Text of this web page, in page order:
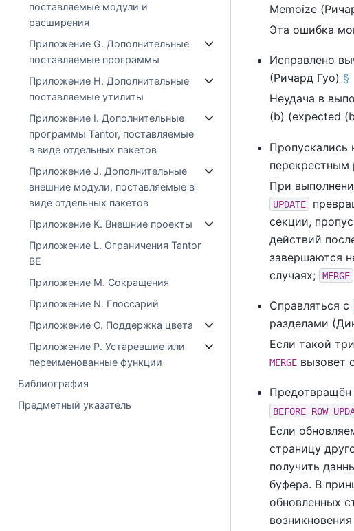
поставляемые модули и
расширения
Приложение G. Дополнительные
поставляемые программы
Приложение H. Дополнительные
поставляемые утилиты
Приложение I. Дополнительные
программы Tantor, поставляемые
в виде отдельных пакетов
Приложение J. Дополнительные
внешние модули, поставляемые в
виде отдельных пакетов
Приложение K. Внешние проекты
Приложение L. Ограничения Tantor
BE
Приложение M. Сокращения
Приложение N. Глоссарий
Приложение O. Поддержка цвета
Приложение P. Устаревшие или
переименованные функции
Библиография
Предметный указатель
Memoize
Эта ошибка
Исправлено
(Ричард Гуо) §
Неудача в
(b) (expected
Пропускались
При
UPDATE
секции,
действий
завершаются
случаях;
MERGE
Справляться с
разделами
Если такой
MERGE вызовет
Предотвращён
BEFORE ROW
Если
страницу
получить
буфера. В
обновленных